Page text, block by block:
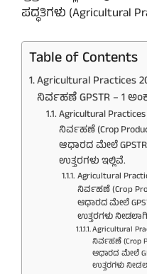
ಪದ್ಧತಿಗಳು (Agricultural
Table of Contents
Agricultural Practices
ನಿರ್ವಹಣೆ GPSTR – 1
Agricultural
ನಿರ್ವಹಣೆ (Crop
ಆಧಾರದ ಮೇಲೆ GPSTR
ಉತ್ತರಗಳು ಇಲ್ಲಿವೆ.
Agricultural
ನಿರ್ವಹಣೆ (Crop
ಆಧಾರದ ಮೇಲೆ
ಉತ್ತರಗಳು
Agricultural
ನಿರ್ವಹಣೆ (Crop
ಆಧಾರದ ಮೇಲೆ
ಉತ್ತರಗಳು